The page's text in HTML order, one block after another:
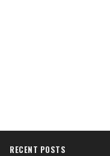
RECENT POSTS